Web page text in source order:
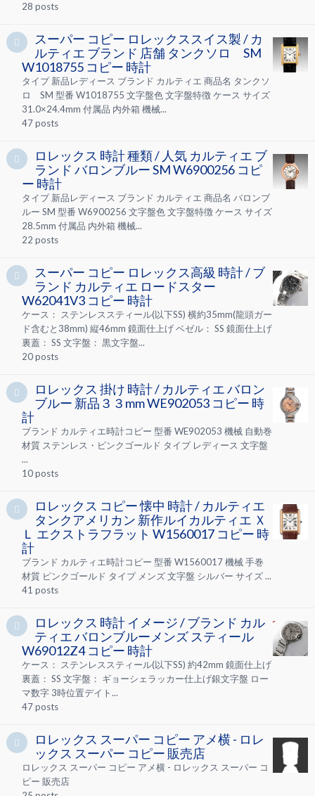
28 posts
スーパー コピー ロレックススイス製 / カ
ルティエ ブランド 店舗 タンクソロ SM
W1018755 コピー 時計
タイプ 新品レディース ブランド カルティエ 商品名 タンクソ
ロ SM 型番 W1018755 文字盤色 文字盤特徴 ケース サイズ
31.0×24.4mm 付属品 内外箱 機械...
47posts
ロレックス 時計 種類 / 人気 カルティエ ブ
ランド バロンブルー SM W6900256 コピ
ー 時計
タイプ 新品レディース ブランド カルティエ 商品名 バロンブ
ルー SM 型番 W6900256 文字盤色 文字盤特徴 ケース サイズ
28.5mm 付属品 内外箱 機械...
22 posts
スーパー コピー ロレックス高級 時計 / ブ
ランド カルティエ ロードスター
W62041V3 コピー 時計
ケース： ステンレススティール(以下SS) 横約35mm(龍頭ガー
ド含むと38mm) 縦46mm 鏡面仕上げ ベゼル： SS 鏡面仕上げ
裏蓋： SS 文字盤： 黒文字盤...
20posts
ロレックス 掛け 時計 / カルティエ バロン
ブルー 新品３３mm WE902053 コピー 時
計
ブランド カルティエ時計コピー 型番 WE902053 機械 自動巻
材質 ステンレス・ピンクゴールド タイプ レディース 文字盤
...
10posts
ロレックス コピー 懐中 時計 / カルティエ
タンクアメリカン 新作ルイカルティエ Ｘ
Ｌ エクストラフラット W1560017 コピー 時
計
ブランド カルティエ時計コピー 型番 W1560017 機械 手巻
材質 ピンクゴールド タイプ メンズ 文字盤 シルバー サイズ ...
41 posts
ロレックス 時計 イメージ / ブランド カル
ティエ バロンブルーメンズ スティール
W69012Z4 コピー 時計
ケース： ステンレススティール(以下SS) 約42mm 鏡面仕上げ
裏蓋： SS 文字盤： ギョーシェラッカー仕上げ銀文字盤 ロー
マ数字 3時位置デイト...
47posts
ロレックス スーパー コピー アメ横 - ロレ
ックス スーパー コピー 販売店
ロレックス スーパー コピー アメ横 - ロレックス スーパー コ
ピー 販売店